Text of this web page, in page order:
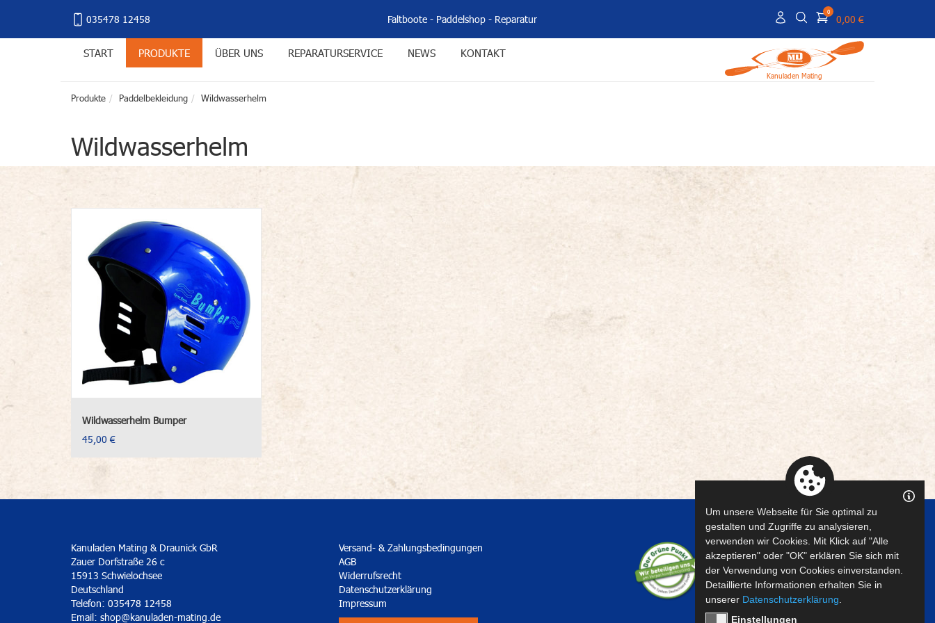
035478 12458 Faltboote- Paddelshop- Reparatur
0
0,00 €
START PRODUKTE ÜBER UNS REPARATURSERVICE NEWS KONTAKT
Kanuladen Mating
Produkte Paddelbekleidung Wildwasserhelm
Wildwasserhelm
Wildwasserhelm Bumper
45,00 €
Kanuladen Mating & Draunick GbR
Zauer Dorfstraße 26 c
15913 Schwielochsee
Deutschland
Telefon: 035478 12458
Email: shop@kanuladen-mating.de
Versand- & Zahlungsbedingungen
AGB
Widerrufsrecht
Datenschutzerklärung
Impressum
Um unsere Webseite für Sie optimal zu
gestalten und Zugriffe zu analysieren,
verwenden wir Cookies. Mit Klick auf "Alle
akzeptieren" oder "OK" erklären Sie sich mit
der Verwendung von Cookies einverstanden.
Detaillierte Informationen erhalten Sie in
unserer Datenschutzerklärung
Einstellungen